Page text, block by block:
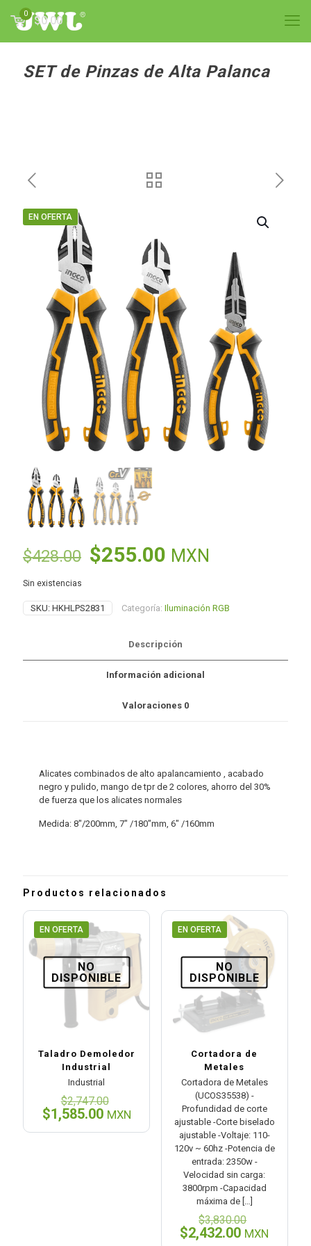
0
$0.00
SET de Pinzas de Alta Palanca
EN OFERTA
$428.00 El
original
era:
$428.00.
$255.00 El
es:
$255.00.
MXN
Sin existencias
SKU: HKHLPS2831 Categoría: Iluminación RGB
Descripción
Información adicional
Valoraciones 0
Alicates combinados de alto apalancamiento , acabado
negro y pulido, mango de tpr de 2 colores, ahorro del 30%
de fuerza que los alicates normales
Medida: 8″/200mm, 7″ /180″mm, 6″ /160mm
Productos relacionados
EN OFERTA
NO
DISPONIBLE
Taladro Demoledor
Industrial
Industrial
$2,747.00
precio
original
$1,585.00ElMXN
EN OFERTA
NO
DISPONIBLE
Cortadora de
Metales
Cortadora de Metales
(UCOS35538) -
Profundidad de corte
ajustable -Corte biselado
ajustable -Voltaje: 110-
120v ~ 60hz -Potencia de
entrada: 2350w -
Velocidad sin carga:
3800rpm -Capacidad
máxima de[…]
$3,830.00
precio
$2,432.00ElMXN